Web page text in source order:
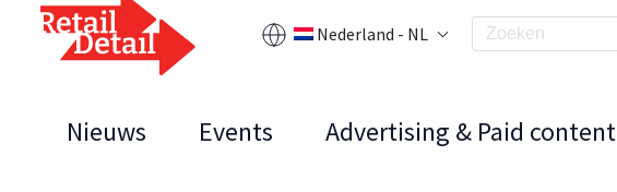
Nederland - NL
Nieuws Events Advertising & Paid content